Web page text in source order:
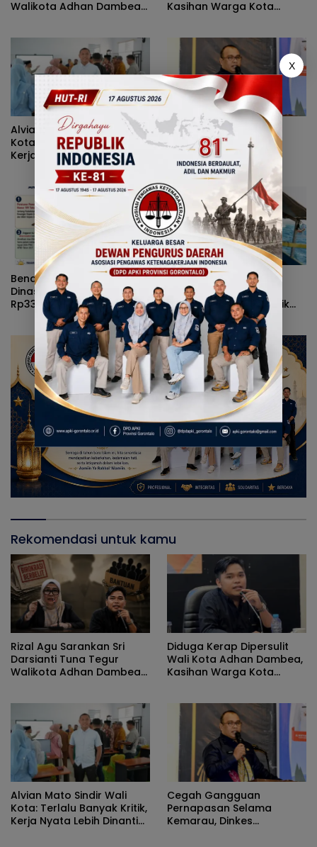
Walikota Adhan Dambea
Kasihan Warga Kota
Alvian Mato Sindir Wali
Kota: Terlalu Banyak Kritik,
Kerja Nyata Lebih Dinanti
Masyarakat
Cegah Gangguan
Pernapasan Selama
Kemarau, Dinkes
Kabupaten Gorontalo
Gencarkan Pembagian
Masker
Benarkah Anggaran Baju
Dinas Gubernur Gorontalo
Rp339 Juta? Simak Fakta
Sebenarnya
Terjang Ombak Demi
Pulau Dudepo, Rusli
Habibie Resmikan Listrik
Perdana di Pulau Dudepo
Rekomendasi untuk kamu
Rizal Agu Sarankan Sri
Darsianti Tuna Tegur
Walikota Adhan Dambea
Diduga Kerap Dipersulit
Wali Kota Adhan Dambea,
Kasihan Warga Kota
Alvian Mato Sindir Wali
Kota: Terlalu Banyak Kritik,
Kerja Nyata Lebih Dinanti
Cegah Gangguan
Pernapasan Selama
Kemarau, Dinkes
X